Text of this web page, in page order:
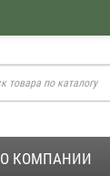
О КОМПАНИИ